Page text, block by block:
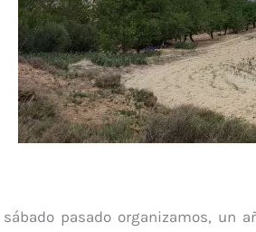
sábado pasado organizamos, un